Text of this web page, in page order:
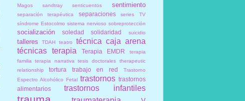
Magos
sandtray senticuentos sentimiento
separación terapéutica separaciones
series TV
síndrome Estocolmo sistema nervioso sobreprotección
socialización soledad solidaridad suicidio
talleres TDAH teatro
técnica caja arena
técnicas
terapia Terapia EMDR
terapia
familia
terapia narrativa tesis doctorales
therapeutic
relationship
tortura trabajo en red
Trastorno
Espectro Alcohólico Fetal trastornos trastornos
alimentarios
trastornos infantiles